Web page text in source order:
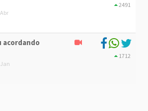
2491
acordando
1712